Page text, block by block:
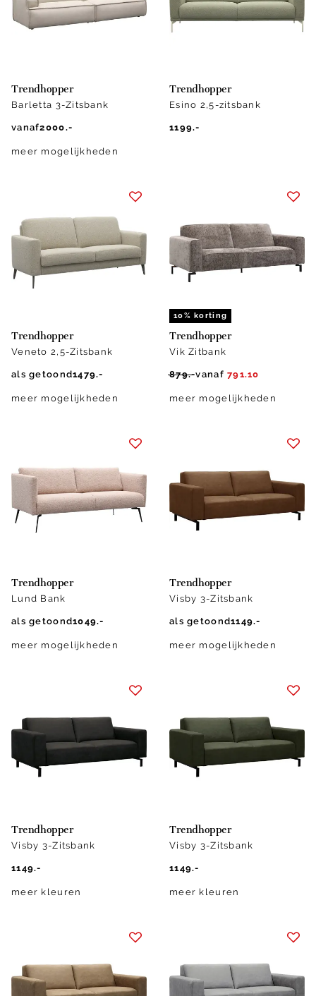
Trendhopper
Barletta 3-Zitsbank
vanaf2000.-
meer mogelijkheden
Trendhopper
Esino 2,5-zitsbank
1199.-
Trendhopper
Veneto 2,5-Zitsbank
als getoond1479.-
meer mogelijkheden
10% korting
Trendhopper
Vik Zitbank
879.-vanaf 791.10
meer mogelijkheden
Trendhopper
Lund Bank
als getoond1049.-
meer mogelijkheden
Trendhopper
Visby 3-Zitsbank
als getoond1149.-
meer mogelijkheden
Trendhopper
Visby 3-Zitsbank
1149.-
meer kleuren
Trendhopper
Visby 3-Zitsbank
1149.-
meer kleuren